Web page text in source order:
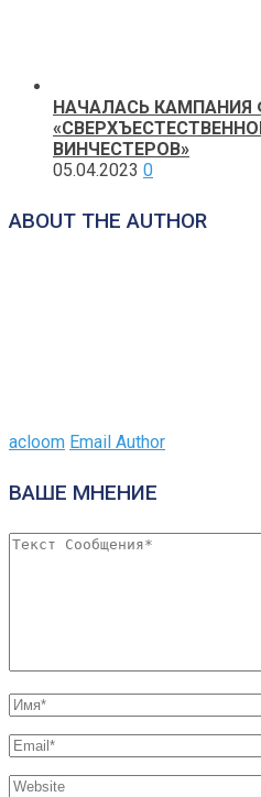
НАЧАЛАСЬ КАМПАНИЯ
ВИНЧЕСТЕРОВ»
05.04.2023 0
ABOUT THE AUTHOR
acloom Email Author
ВАШЕ МНЕНИЕ